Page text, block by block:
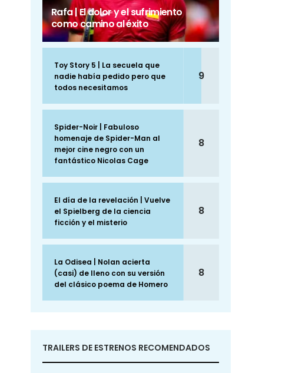
Rafa | El dolor y el sufrimiento
como camino al éxito
Toy Story 5 | La secuela que
nadie había pedido pero que
todos necesitamos
9
Spider-Noir | Fabuloso
homenaje de Spider-Man al
mejor cine negro con un
fantástico Nicolas Cage
8
El día de la revelación | Vuelve
el Spielberg de la ciencia
ficción y el misterio
8
La Odisea | Nolan acierta
(casi) de lleno con su versión
del clásico poema de Homero
8
TRAILERS DE ESTRENOS RECOMENDADOS